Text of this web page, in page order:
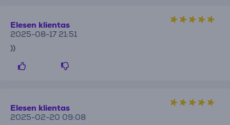
Elesen klientas
2025-08-17 21:51
))
Elesen klientas
2025-02-20 09:08